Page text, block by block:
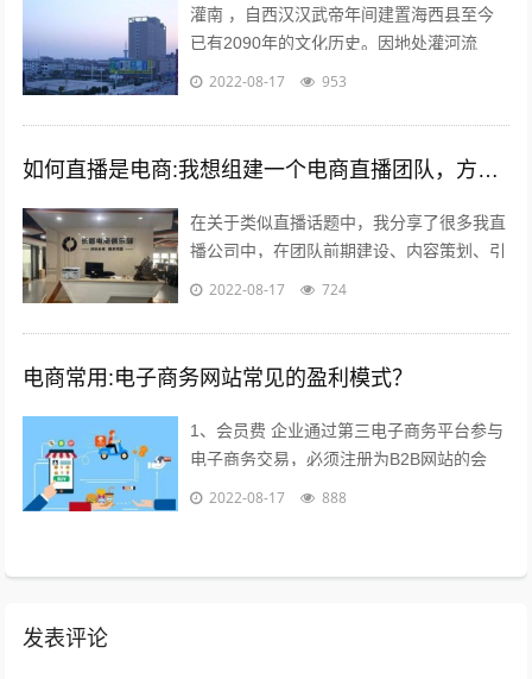
灌南 ，自西汉汉武帝年间建置海西县至今
已有2090年的文化历史。因地处灌河流
域，又因位于灌河之南而得名灌南 ,下辖11
2022-08-17 953
如何直播是电商:我想组建一个电商直播团队，方向是卖女装，请问需要怎么组建？
在关于类似直播话题中，我分享了很多我直
播公司中，在团队前期建设、内容策划、引
流推广及执行过程等干货；本不想多参合这
2022-08-17 724
电商常用:电子商务网站常见的盈利模式？
1、会员费 企业通过第三电子商务平台参与
电子商务交易，必须注册为B2B网站的会
员，每年要交纳一定的会员费，才能享受网
2022-08-17 888
发表评论